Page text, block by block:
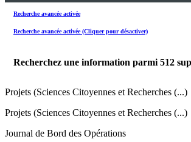
Recherche avancée activée
Recherche avancée activée (Cliquer pour désactiver)
Recherchez une information parmi 512
Projets (Sciences Citoyennes et Recherches (...)
Projets (Sciences Citoyennes et Recherches (...)
Journal de Bord des Opérations